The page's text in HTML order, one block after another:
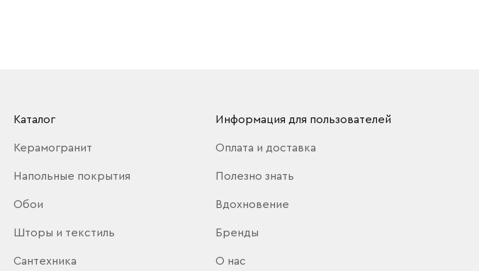
Каталог
Керамогранит
Напольные покрытия
Обои
Шторы и текстиль
Сантехника
Информация для пользователей
Оплата и доставка
Полезно знать
Вдохновение
Бренды
О нас